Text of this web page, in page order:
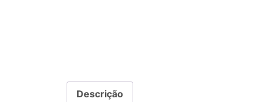
Descrição